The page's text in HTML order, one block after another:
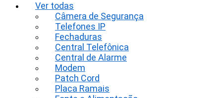
Ver todas
Câmera de Segurança
Telefones IP
Fechaduras
Central Telefônica
Central de Alarme
Modem
Patch Cord
Placa Ramais